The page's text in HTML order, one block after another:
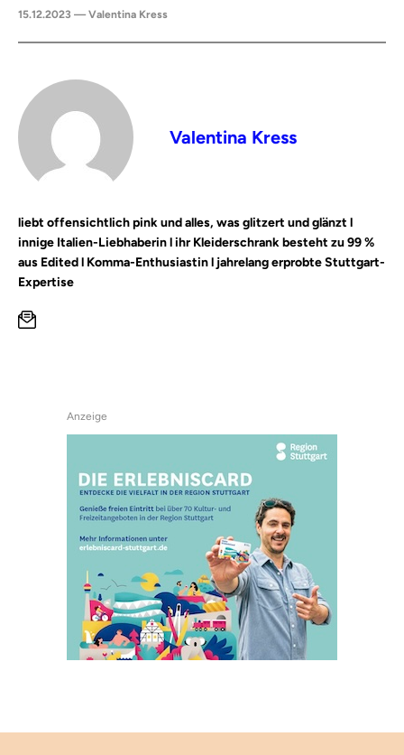
15.12.2023 — Valentina Kress
Valentina Kress
liebt offensichtlich pink und alles, was glitzert und glänzt l
innige Italien-Liebhaberin l ihr Kleiderschrank besteht zu 99 %
aus Edited l Komma-Enthusiastin l jahrelang erprobte Stuttgart-
Expertise
Anzeige